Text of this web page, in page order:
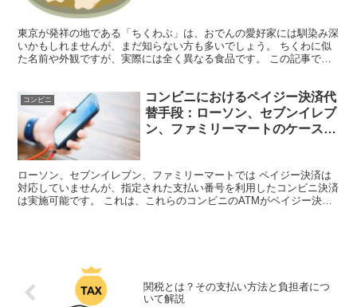
東京が発祥の地である「ちくわぶ」は、おでんの愛好家には馴染み深
いかもしれませんが、まだ知らない方も多いでしょう。 ちくわに似
た名前や外観ですが、実際には全く異なる食品です。 この記事で
コンビニ
コンビニにおけるペイジー決済代
替手段：ローソン、セブンイレブ
ン、ファミリーマートのケース解
ローソン、セブンイレブン、ファミリーマートでは ペイジー決済は
対応していませんが、指定された支払い番号を利用したコンビニ決済
は実施可能です。 これは、これらのコンビニのATMがペイジー決済
関税とは？その支払い方法と負担者につ
いて解説